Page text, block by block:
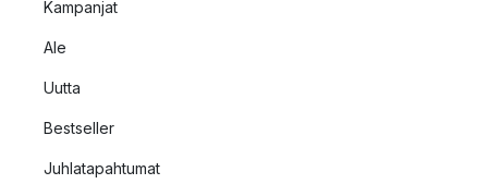
Kampanjat
Ale
Uutta
Bestseller
Juhlatapahtumat